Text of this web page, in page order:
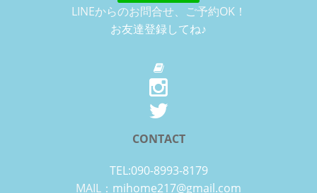
LINEからのお問合せ、ご予約OK！
お友達登録してね♪
CONTACT
TEL:090-8993-8179
MAIL： mihome217@gmail.com